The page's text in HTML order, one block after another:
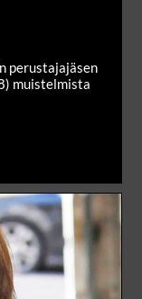
perustajajäsen
muistelmista